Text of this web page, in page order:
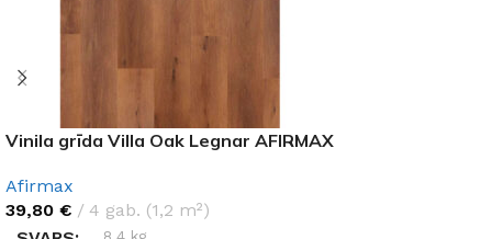
Vinila grīda Villa Oak Legnar AFIRMAX
Afirmax
39,80 €
4 gab. (1,2 m²)
8,4 kg